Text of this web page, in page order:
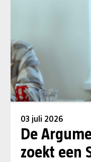
03 juli 2026
De
zoekt een